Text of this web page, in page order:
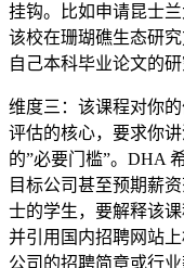
挂钩。比如申请昆士
该校在珊瑚礁生态研
自己本科毕业论文的研
维度三：该课程对你的
评估的核心，要求你
的”必要门槛”。DHA
目标公司甚至预期薪
士的学生，要解释该
并引用国内招聘网站
公司的招聘简章或行